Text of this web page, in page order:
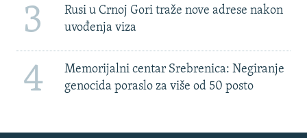
3
Rusi u Crnoj Gori traže nove adrese nakon
uvođenja viza
4
Memorijalni centar Srebrenica: Negiranje
genocida poraslo za više od 50 posto